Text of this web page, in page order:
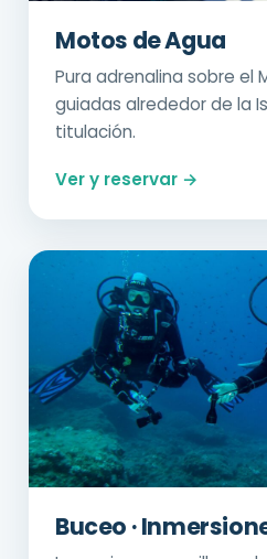
Motos de Agua
Pura adrenalina sobre el
guiadas alrededor de la
titulación.
Ver y reservar →
Buceo ·